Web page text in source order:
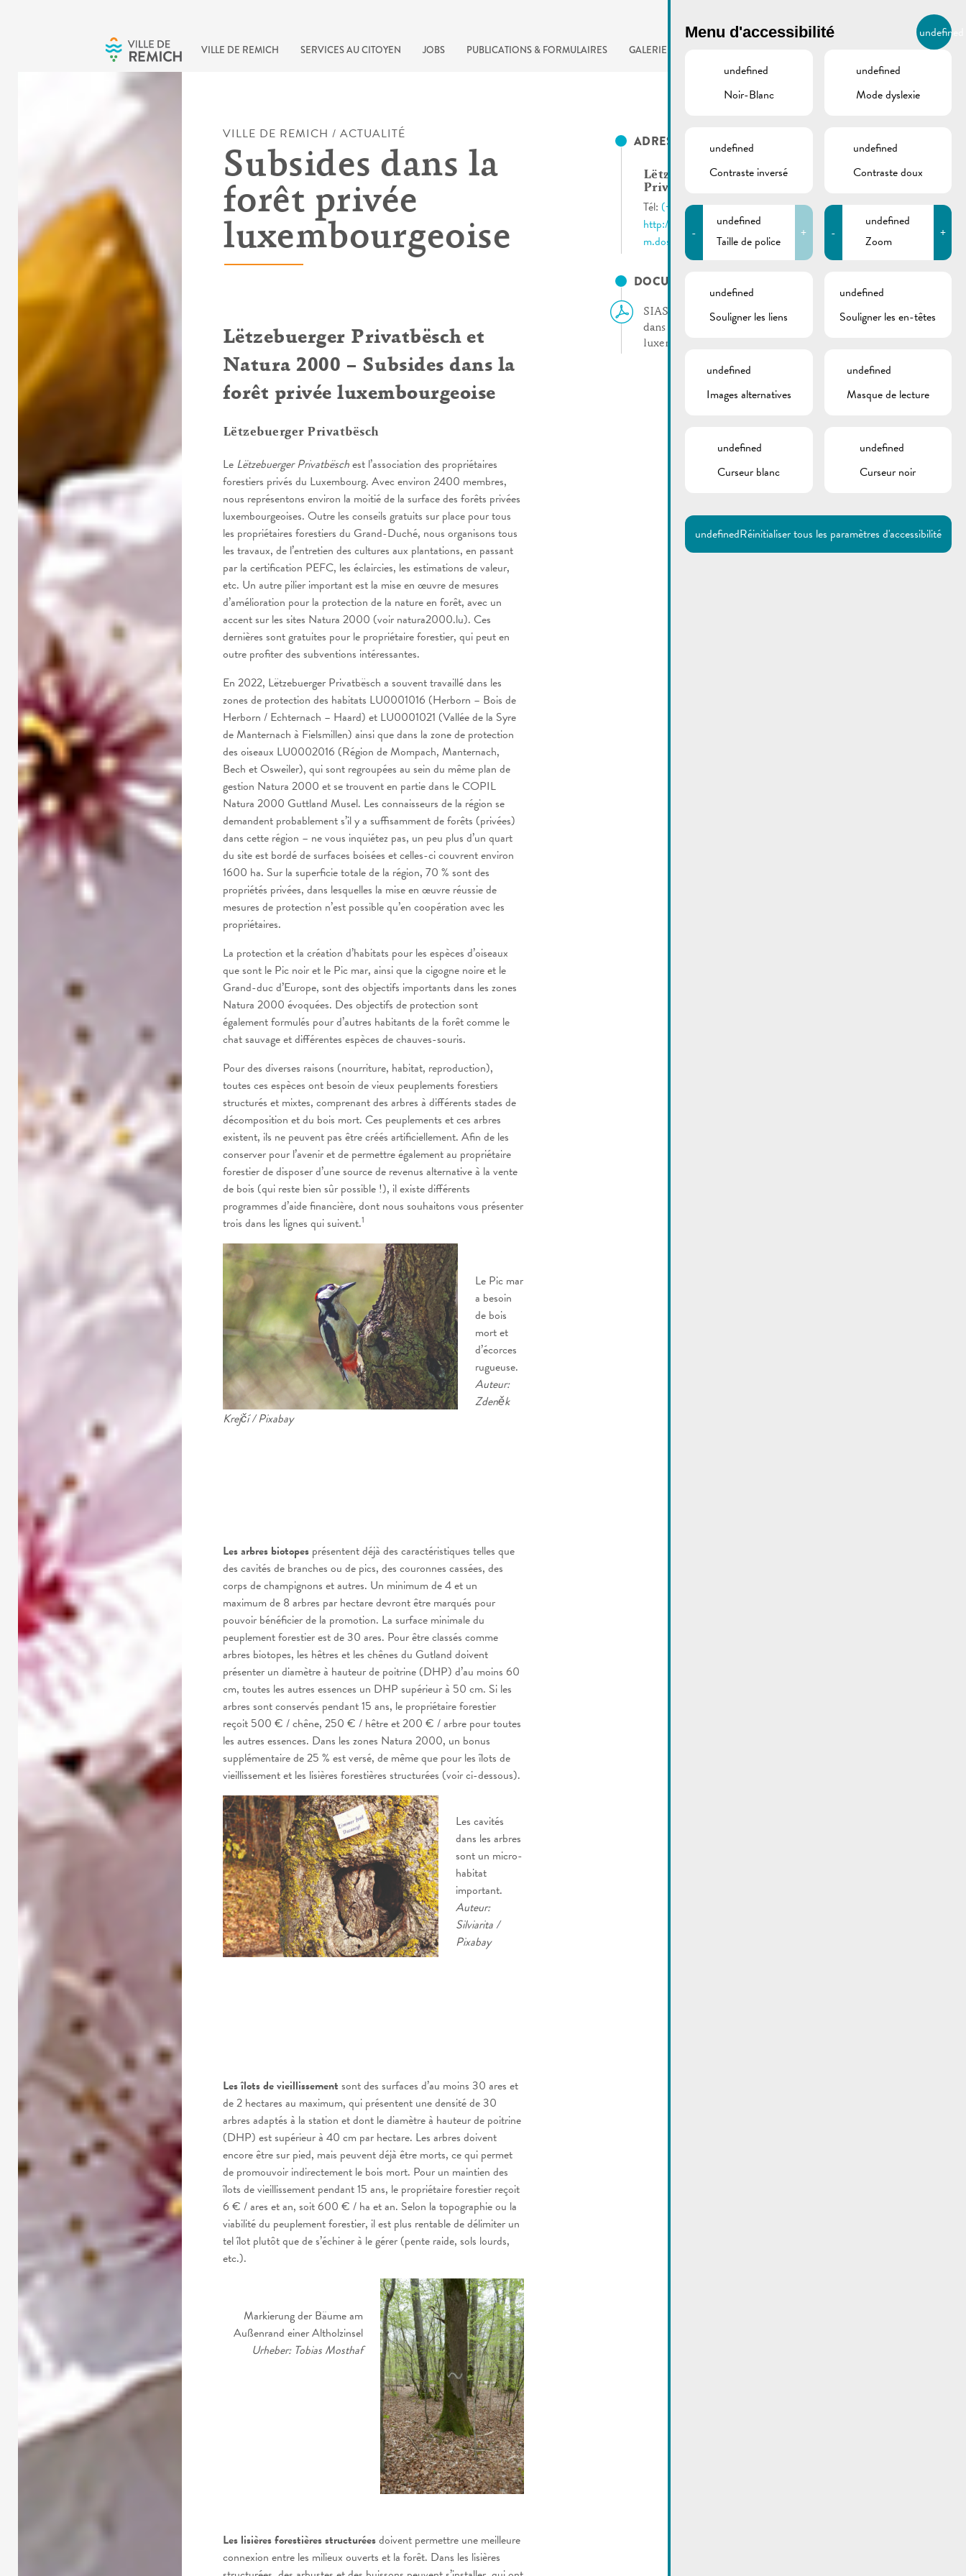
VILLE DE REMICH SERVICES AU CITOYEN JOBS PUBLICATIONS & FORMULAIRES GALERIE FR
BIERGER.REMICH.LU
VILLE DE REMICH / ACTUALITÉ
Subsides dans la
forêt privée
luxembourgeoise
Lëtzebuerger Privatbësch et
Natura 2000 – Subsides dans la
forêt privée luxembourgeoise
Lëtzebuerger Privatbësch
Le Lëtzebuerger Privatbëschest l’association des propriétaires
forestiers privés du Luxembourg. Avec environ 2400 membres,
nous représentons environ la moitié de la surface des forêts privées
luxembourgeoises. Outre les conseils gratuits sur place pour tous
les propriétaires forestiers du Grand-Duché, nous organisons tous
les travaux, de l’entretien des cultures aux plantations, en passant
par la certification PEFC, les éclaircies, les estimations de valeur,
etc. Un autre pilier important est la mise en œuvre de mesures
d’amélioration pour la protection de la nature en forêt, avec un
accent sur les sites Natura 2000 (voir natura2000.lu). Ces
dernières sont gratuites pour le propriétaire forestier, qui peut en
outre profiter des subventions intéressantes.
En 2022, Lëtzebuerger Privatbësch a souvent travaillé dans les
zones de protection des habitats LU0001016 (Herborn – Bois de
Herborn / Echternach – Haard) et LU0001021 (Vallée de la Syre
de Manternach à Fielsmillen) ainsi que dans la zone de protection
des oiseaux LU0002016 (Région de Mompach, Manternach,
Bech et Osweiler), qui sont regroupées au sein du même plan de
gestion Natura 2000 et se trouvent en partie dans le COPIL
Natura 2000 Guttland Musel. Les connaisseurs de la région se
demandent probablement s’il y a suffisamment de forêts (privées)
dans cette région – ne vous inquiétez pas, un peu plus d’un quart
du site est bordé de surfaces boisées et celles-ci couvrent environ
1600 ha. Sur la superficie totale de la région, 70 % sont des
propriétés privées, dans lesquelles la mise en œuvre réussie de
mesures de protection n’est possible qu’en coopération avec les
propriétaires.
La protection et la création d’habitats pour les espèces d’oiseaux
que sont le Pic noir et le Pic mar, ainsi que la cigogne noire et le
Grand-duc d’Europe, sont des objectifs importants dans les zones
Natura 2000 évoquées. Des objectifs de protection sont
également formulés pour d’autres habitants de la forêt comme le
chat sauvage et différentes espèces de chauves-souris.
Pour des diverses raisons (nourriture, habitat, reproduction),
toutes ces espèces ont besoin de vieux peuplements forestiers
structurés et mixtes, comprenant des arbres à différents stades de
décomposition et du bois mort. Ces peuplements et ces arbres
existent, ils ne peuvent pas être créés artificiellement. Afin de les
conserver pour l’avenir et de permettre également au propriétaire
forestier de disposer d’une source de revenus alternative à la vente
de bois (qui reste bien sûr possible !), il existe différents
programmes d’aide financière, dont nous souhaitons vous présenter
trois dans les lignes qui suivent.1
Le Pic mar
a besoin
de bois
mort et
d’écorces
rugueuse.
Auteur:
Zdeněk
Krejčí / Pixabay
Les arbres biotopes présentent déjà des caractéristiques telles que
des cavités de branches ou de pics, des couronnes cassées, des
corps de champignons et autres. Un minimum de 4 et un
maximum de 8 arbres par hectare devront être marqués pour
pouvoir bénéficier de la promotion. La surface minimale du
peuplement forestier est de 30 ares. Pour être classés comme
arbres biotopes, les hêtres et les chênes du Gutland doivent
présenter un diamètre à hauteur de poitrine (DHP) d’au moins 60
cm, toutes les autres essences un DHP supérieur à 50 cm. Si les
arbres sont conservés pendant 15 ans, le propriétaire forestier
reçoit 500 € / chêne, 250 € / hêtre et 200 € / arbre pour toutes
les autres essences. Dans les zones Natura 2000, un bonus
supplémentaire de 25 % est versé, de même que pour les îlots de
vieillissement et les lisières forestières structurées (voir ci-dessous).
Les cavités
dans les arbres
sont un micro-
habitat
important.
Auteur:
Silviarita /
Pixabay
Les îlots de vieillissement sont des surfaces d’au moins 30 ares et
de 2 hectares au maximum, qui présentent une densité de 30
arbres adaptés à la station et dont le diamètre à hauteur de poitrine
(DHP) est supérieur à 40 cm par hectare. Les arbres doivent
encore être sur pied, mais peuvent déjà être morts, ce qui permet
de promouvoir indirectement le bois mort. Pour un maintien des
îlots de vieillissement pendant 15 ans, le propriétaire forestier reçoit
6 € / ares et an, soit 600 € / ha et an. Selon la topographie ou la
viabilité du peuplement forestier, il est plus rentable de délimiter un
tel îlot plutôt que de s’échiner à le gérer (pente raide, sols lourds,
etc.).
Markierung der Bäume am
Außenrand einer Altholzinsel
Urheber: Tobias Mosthaf
Les lisières forestières structuréesdoivent permettre une meilleure
connexion entre les milieux ouverts et la forêt. Dans les lisières
ADRESSES UTILES
Lëtzebuerger
Privatbësch
Tél: (+352) 89 95 65 62
http://www.privatbesch.lu
m.dostert@privatbesch.lu
DOCUMENTS
SIAS_2022-12 | Subsides
dans la forêt privée
luxembourgeoise
recherche rapide
Menu d'accessibilité undefined
undefined
Noir-Blanc
undefined
Mode dyslexie
undefined
Contraste inversé
undefined
Contraste doux
-
undefined
Taille de police
+ -
undefined
Zoom
+
undefined
Souligner les liens
undefined
Souligner les en-têtes
undefined
Images alternatives
undefined
Masque de lecture
undefined
Curseur blanc
undefined
Curseur noir
undefinedRéinitialiser tous les paramètres d'accessibilité